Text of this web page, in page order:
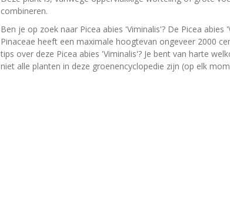
combineren.
Ben je op zoek naar Picea abies 'Viminalis'? De Picea
Pinaceae heeft een maximale hoogtevan ongeveer 2000
tips over deze Picea abies 'Viminalis'? Je bent van harte
niet alle planten in deze groenencyclopedie zijn (op elk